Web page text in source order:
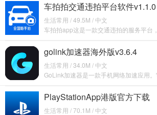
车拍拍交通违拍平台软件v1.1.0
生活常用 / 49.5M / 中文
车拍拍app这是一款交通违拍的服务平台
golink加速器海外版v3.6.4
生活常用 / 34.0M / 中文
GoLink加速器是一款手机网络加速应用
PlayStationApp港版官方下载
v24.11.0
生活常用 / 70.1M / 中文